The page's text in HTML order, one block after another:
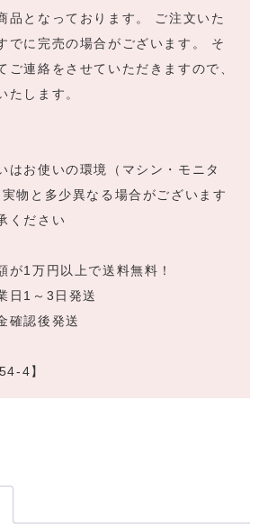
品となっております。 ご注文いた
でに完売の場合がございます。 そ
ご連絡をさせていただきますので、
たします。
はお使いの環境（マシン・モニタ
物と多少異なる場合がございます
ください
が1万円以上で送料無料！
日1～3日発送
確認後発送
4】